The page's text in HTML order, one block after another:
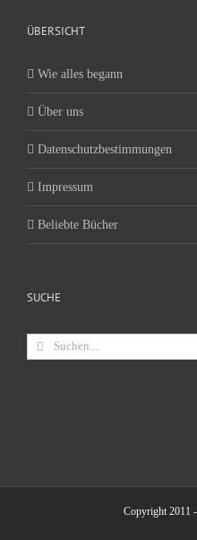
ÜBERSICHT
Wie alles begann
Über uns
Datenschutzbestimmungen
Impressum
Beliebte Bücher
SUCHE
Suche
Copyright 2011